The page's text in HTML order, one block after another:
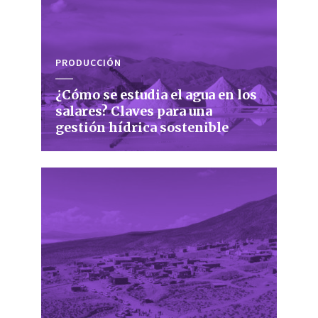
PRODUCCIÓN
¿Cómo se estudia el agua en los
salares? Claves para una
gestión hídrica sostenible